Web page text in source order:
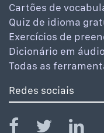
Cartões de
Quiz de idioma
Exercícios de
Dicionário em
Todas as
Redes sociais